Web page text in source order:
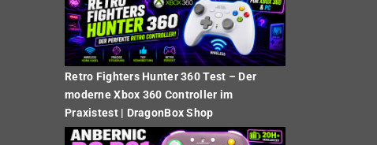
Retro Fighters Hunter 360 Test – Der
moderne Xbox 360 Controller im
Praxistest | DragonBox Shop